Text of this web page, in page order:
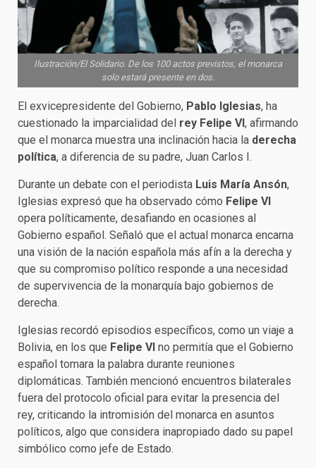
Ilustración/El Solidario. De los 100 actos previstos, el monarca
solo estará presente en dos.
El exvicepresidente del Gobierno, Pablo Iglesias, ha
cuestionado la imparcialidad del rey Felipe VI, afirmando
que el monarca muestra una inclinación hacia la derecha
política, a diferencia de su padre, Juan Carlos I.
Durante un debate con el periodista Luis María Ansón,
Iglesias expresó que ha observado cómo Felipe VI
opera políticamente, desafiando en ocasiones al
Gobierno español. Señaló que el actual monarca encarna
una visión de la nación española más afín a la derecha y
que su compromiso político responde a una necesidad
de supervivencia de la monarquía bajo gobiernos de
derecha.
Iglesias recordó episodios específicos, como un viaje a
Bolivia, en los que Felipe VI no permitía que el Gobierno
español tomara la palabra durante reuniones
diplomáticas. También mencionó encuentros bilaterales
fuera del protocolo oficial para evitar la presencia del
rey, criticando la intromisión del monarca en asuntos
políticos, algo que considera inapropiado dado su papel
simbólico como jefe de Estado.